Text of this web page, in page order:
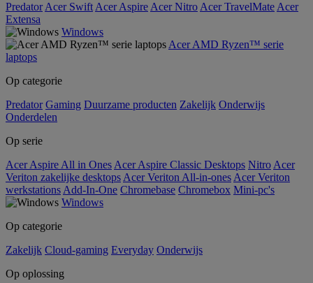
Predator Acer Swift Acer Aspire Acer Nitro Acer TravelMate Acer
Extensa
Windows
Acer AMD Ryzen™ serie
laptops
Op categorie
Predator Gaming Duurzame producten Zakelijk Onderwijs
Onderdelen
Op serie
Acer Aspire All in Ones Acer Aspire Classic Desktops Nitro Acer
Veriton zakelijke desktops Acer Veriton All-in-ones Acer Veriton
werkstations Add-In-One Chromebase Chromebox Mini-pc's
Windows
Op categorie
Zakelijk Cloud-gaming Everyday Onderwijs
Op oplossing